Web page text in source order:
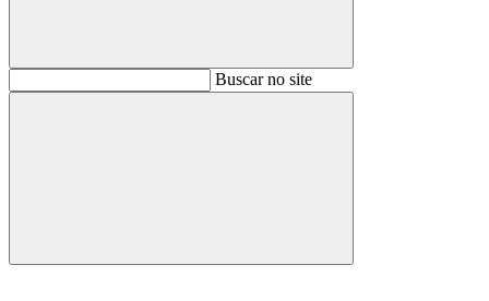
BuscarBuscar no site
Buscar